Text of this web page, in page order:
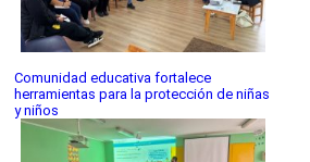
Comunidad educativa fortalece
herramientas para la protección de niñas
y niños